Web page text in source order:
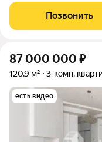
на весь срок; - Ипотека
Позвонить
87 000 000 ₽
120,9 м² 3-комн.
есть видео